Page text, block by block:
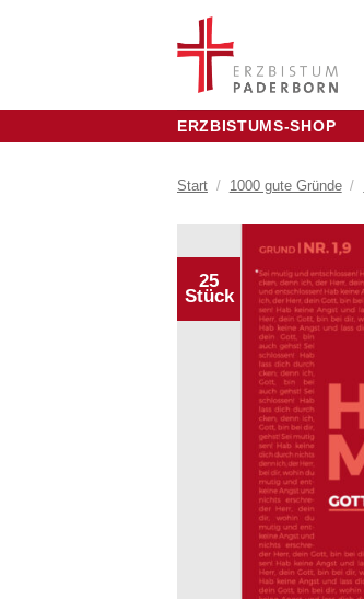
ERZBISTUMS-SHOP
Start / 1000 gute Gründe /
25
Stück